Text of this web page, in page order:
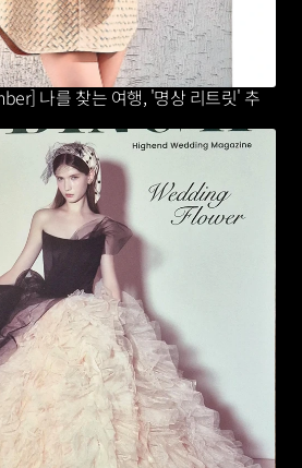
나를 찾는 여행, '명상 리트릿' 추